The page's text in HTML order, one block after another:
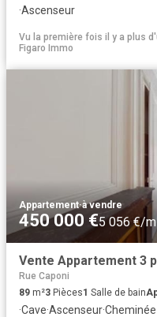
·Ascenseur
Vu la première fois il y a plus
Figaro Immo
Appartement·à vendre
450 000 €5 056 €/
Vente Appartement 3
Rue Caponi
89 m²3 Pièces1 Salle de bain
·Cave·Ascenseur·Cheminée